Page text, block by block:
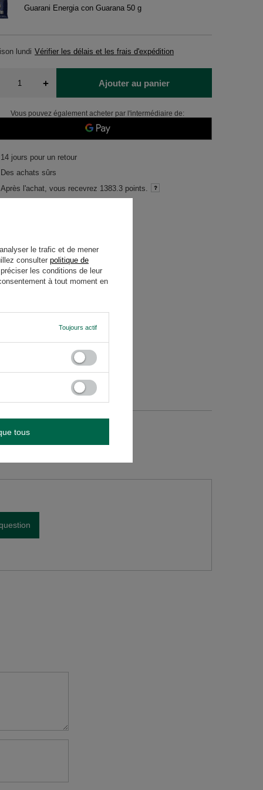
Guarani Energia con Guarana 50 g
lundi Vérifier les délais et les frais d'expédition
+ Ajouter au panier
Vous pouvez également acheter par l'intermédiaire de:
14 jours pour un retour
Des achats sûrs
Après l'achat, vous recevrez 1383.3 points.
du produit, à côté des
le trafic et de mener
consulter politique de
les conditions de leur
à tout moment en
Toujours actif
tous